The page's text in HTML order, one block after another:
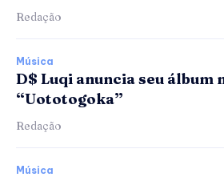
Redação
Música
D$ Luqi anuncia seu álbum
“Uototogoka”
Redação
Música